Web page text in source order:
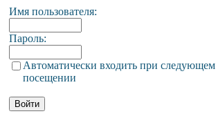
Имя пользователя:
Пароль:
Автоматически входить при следующем
посещении